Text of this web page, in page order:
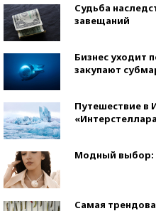
Судьба
завещаний
Бизнес уходит
закупают
Путешествие в
Модный выбор:
Самая